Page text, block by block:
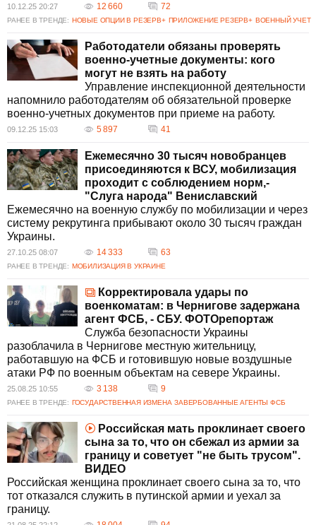
10.12.25 20:27 12 660 72
РАНЕЕ В ТРЕНДЕ: НОВЫЕ ОПЦИИ В РЕЗЕРВ+ ПРИЛОЖЕНИЕ РЕЗЕРВ+ ВОЕННЫЙ УЧЕТ
Работодатели обязаны проверять
военно-учетные документы: кого
могут не взять на работу
Управление инспекционной деятельности
напомнило работодателям об обязательной проверке
военно-учетных документов при приеме на работу.
09.12.25 15:03 5 897 41
Ежемесячно 30 тысяч новобранцев
присоединяются к ВСУ, мобилизация
проходит с соблюдением норм,-
"Слуга народа" Вениславский
Ежемесячно на военную службу по мобилизации и через
систему рекрутинга прибывают около 30 тысяч граждан
Украины.
27.10.25 08:07 14 333 63
РАНЕЕ В ТРЕНДЕ: МОБИЛИЗАЦИЯ В УКРАИНЕ
Корректировала удары по
военкоматам: в Чернигове задержана
агент ФСБ, - СБУ. ФОТОрепортаж
Служба безопасности Украины
разоблачила в Чернигове местную жительницу,
работавшую на ФСБ и готовившую новые воздушные
атаки РФ по военным объектам на севере Украины.
25.08.25 10:55 3 138 9
РАНЕЕ В ТРЕНДЕ: ГОСУДАРСТВЕННАЯ ИЗМЕНА ЗАВЕРБОВАННЫЕ АГЕНТЫ ФСБ
Российская мать проклинает своего
сына за то, что он сбежал из армии за
границу и советует "не быть трусом".
ВИДЕО
Российская женщина проклинает своего сына за то, что
тот отказался служить в путинской армии и уехал за
границу.